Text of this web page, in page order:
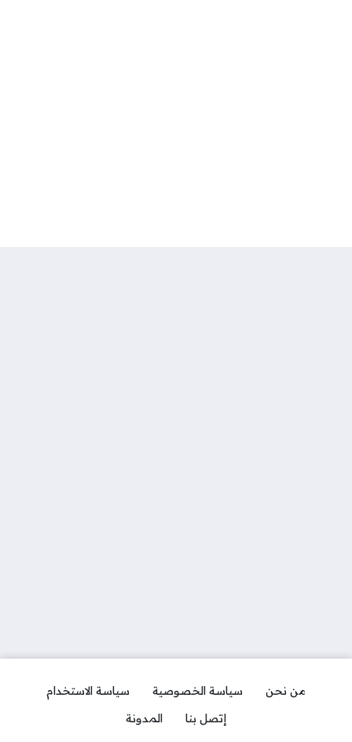
من نحن سياسة الخصوصية
سياسة الاستخدام
إتصل بنا
المدونة